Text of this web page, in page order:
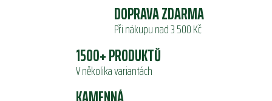
DOPRAVA ZDARMA
Při nákupu nad 3 500 Kč
1500+ PRODUKTŮ
V několika variantách